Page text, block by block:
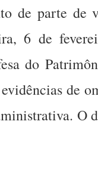
de parte
6 de
do
de
O